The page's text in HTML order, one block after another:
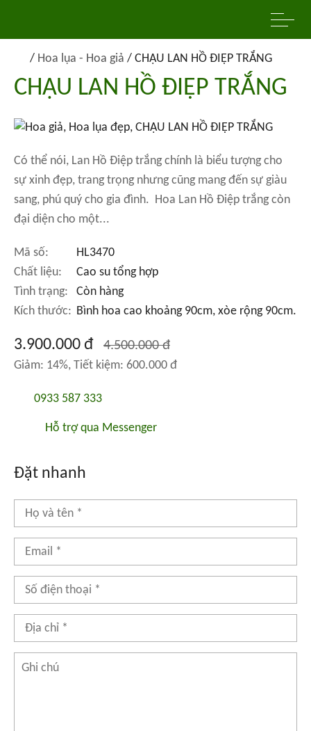
/ Hoa lụa - Hoa giả / CHẬU LAN HỒ ĐIỆP TRẮNG
CHẬU LAN HỒ ĐIỆP TRẮNG
Có thể nói, Lan Hồ Điệp trắng chính là biểu tượng cho
sự xinh đẹp, trang trọng nhưng cũng mang đến sự giàu
sang, phú quý cho gia đình. Hoa Lan Hồ Điệp trắng còn
đại diện cho một...
Mã số:
HL3470
Chất liệu:
Cao su tổng hợp
Tình trạng:
Còn hàng
Kích thước: Bình hoa cao khoảng 90cm, xòe rộng 90cm.
3.900.000 đ 4.500.000 đ
Giảm: 14%, Tiết kiệm: 600.000 đ
0933 587 333
Hỗ trợ qua Messenger
Đặt nhanh